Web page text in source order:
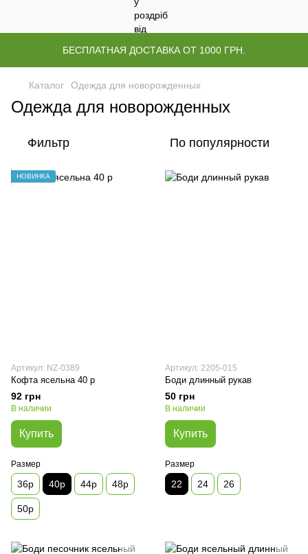
БЕСПЛАТНАЯ ДОСТАВКА ОТ 1000 ГРН.
Каталог Одежда для новорожденных
Одежда для новорожденных
Фильтр По популярности
НОВИНКА
Артикул: NZ-0389
Кофта ясельна 40 р
92 грн
В наличии
Купить
Размер
36р 40р 44р 48р
50р
Артикул: 2205-015
Боди длинный рукав
50 грн
В наличии
Купить
Размер
22 24 26